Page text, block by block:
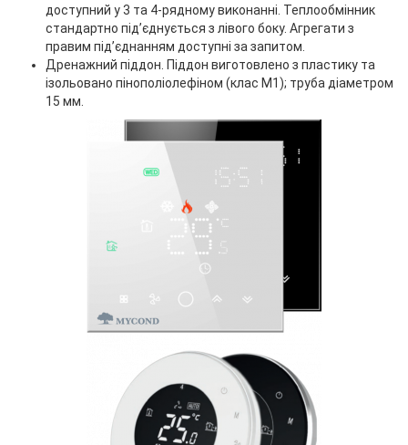
доступний у 3 та 4-рядному виконанні. Теплообмінник
стандартно під’єднується з лівого боку. Агрегати з
правим під’єднанням доступні за запитом.
Дренажний піддон. Піддон виготовлено з пластику та
ізольовано пінополіолефіном (клас М1); труба діаметром
15 мм.